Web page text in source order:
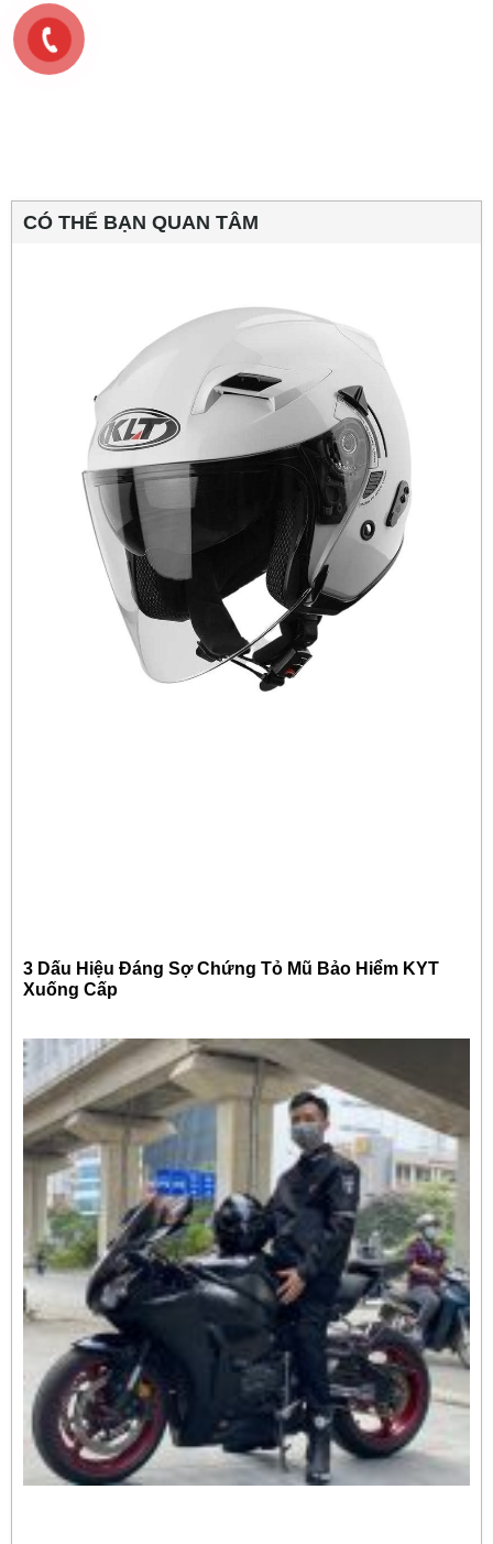
CÓ THỂ BẠN QUAN TÂM
3 Dấu Hiệu Đáng Sợ Chứng Tỏ Mũ Bảo Hiểm KYT
Xuống Cấp